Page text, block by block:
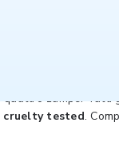
zampe.
cruelty tested.